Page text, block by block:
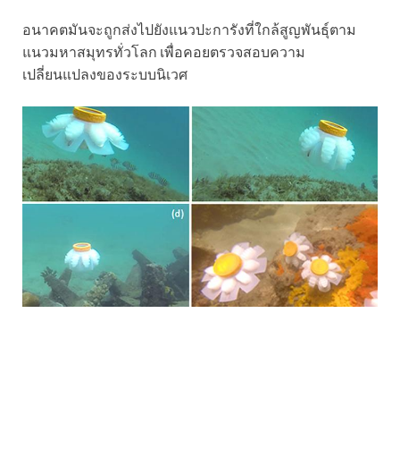
อนาคตมันจะถูกส่งไปยังแนวปะการังที่ใกล้สูญพันธุ์ตาม
แนวมหาสมุทรทั่วโลก เพื่อคอยตรวจสอบความ
เปลี่ยนแปลงของระบบนิเวศ